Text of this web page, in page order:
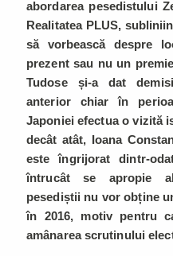
abordarea pesedistului
Realitatea PLUS,
să vorbească despre
prezent sau nu un
Tudose și-a dat
anterior chiar în
Japoniei efectua o vizită
decât atât, Ioana
este îngrijorat dintr-
întrucât se apropie
pesediștii nu vor obține
în 2016, motiv pentru
amânarea scrutinului